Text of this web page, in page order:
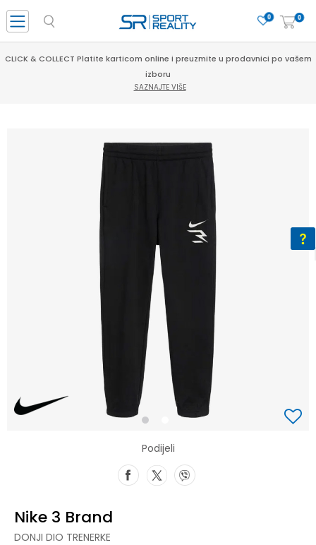
0
0
CLICK & COLLECT Platite karticom online i preuzmite u prodavnici po vašem
izboru
SAZNAJTE VIŠE
1
Podijeli
Nike 3 Brand
DONJI DIO TRENERKE